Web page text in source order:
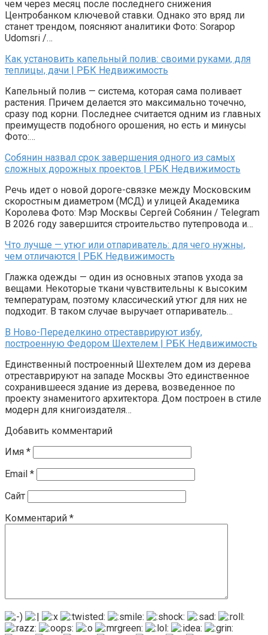
чем через месяц после последнего снижения
Центробанком ключевой ставки. Однако это вряд ли
станет трендом, поясняют аналитики Фото: Sorapop
Udomsri /…
Как установить капельный полив: своими руками, для
теплицы, дачи | РБК Недвижимость
Капельный полив — система, которая сама поливает
растения. Причем делается это максимально точечно,
сразу под корни. Последнее считается одним из главных
преимуществ подобного орошения, но есть и минусы
Фото:…
Собянин назвал срок завершения одного из самых
сложных дорожных проектов | РБК Недвижимость
Речь идет о новой дороге-связке между Московским
скоростным диаметром (МСД) и улицей Академика
Королева Фото: Мэр Москвы Сергей Собянин / Telegram
В 2026 году завершится строительство путепровода и…
Что лучше — утюг или отпариватель: для чего нужны,
чем отличаются | РБК Недвижимость
Глажка одежды — один из основных этапов ухода за
вещами. Некоторые ткани чувствительны к высоким
температурам, поэтому классический утюг для них не
подходит. В таком случае выручает отпариватель…
В Ново-Переделкино отреставрируют избу,
построенную Федором Шехтелем | РБК Недвижимость
Единственный построенный Шехтелем дом из дерева
отреставрируют на западе Москвы Это единственное
сохранившееся здание из дерева, возведенное по
проекту знаменитого архитектора. Дом построен в стиле
модерн для книгоиздателя…
Добавить комментарий
Имя *
Email *
Сайт
Комментарий *